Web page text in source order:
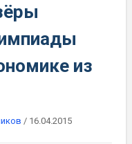
из
/ 16.04.2015